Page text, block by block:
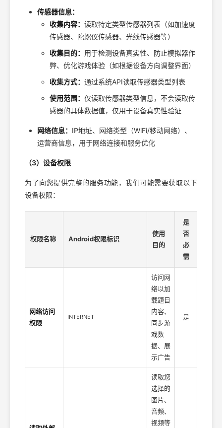
传感器信息：
收集内容： 读取特定类型传感器列表（如加速度
传感器、陀螺仪传感器、光线传感器等）
收集目的： 用于检测设备真实性、防止模拟器作
弊、优化游戏体验（如根据设备方向调整界面）
收集方式： 通过系统API读取传感器类型列表
使用范围： 仅读取传感器类型信息，不会读取传
感器的具体数据值，仅用于设备真实性验证
网络信息： IP地址、网络类型（WiFi/移动网络）、
运营商信息，用于网络连接和服务优化
（3）设备权限
为了向您提供完整的服务功能，我们可能需要获取以下
设备权限：
权限名称 Android权限标识
使用
目的
是
否
必
需
网络访问
权限
INTERNET
访问网
络以加
载题目
内容、
同步游
戏数
据、展
示广告
是
读取您
选择的
图片、
音频、
视频等